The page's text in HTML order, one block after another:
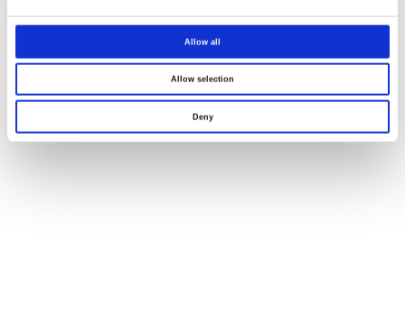
Allow all
Allow selection
Deny